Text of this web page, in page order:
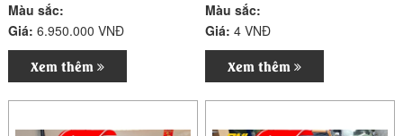
Màu sắc:
Giá:6.950.000 VNĐ
Xem thêm
Màu sắc:
Giá:4 VNĐ
Xem thêm